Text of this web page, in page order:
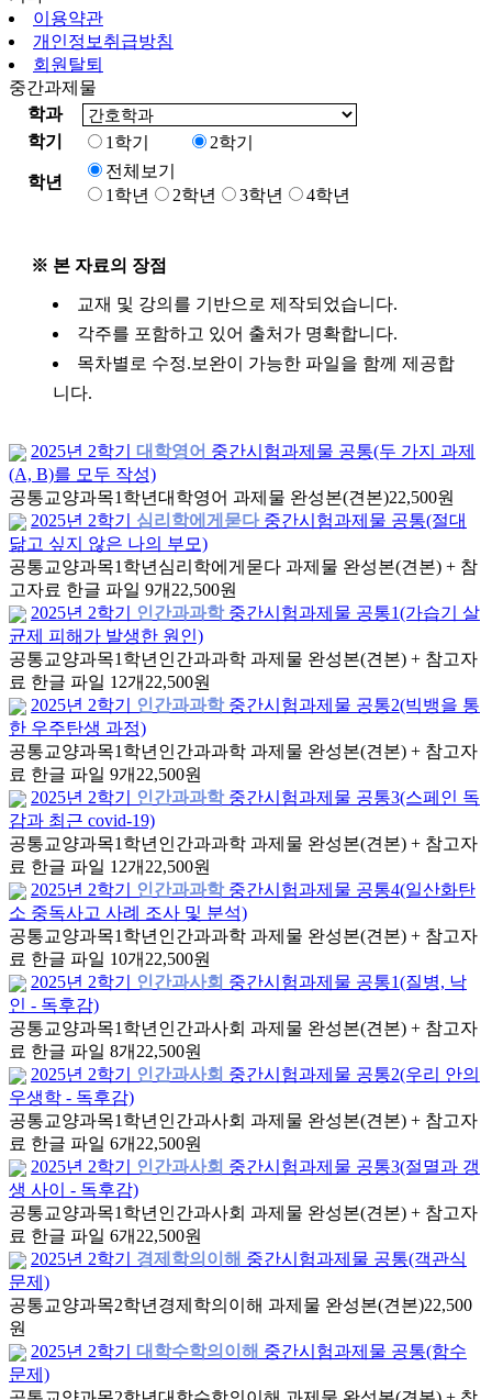
이용약관
개인정보취급방침
회원탈퇴
중간과제물
학과
학기
1학기 2학기
학년
전체보기
1학년
2학년 3학년 4학년
※ 본 자료의 장점
교재 및 강의를 기반으로 제작되었습니다.
각주를 포함하고 있어 출처가 명확합니다.
목차별로 수정.보완이 가능한 파일을 함께 제공합
니다.
2025년 2학기 대학영어 중간시험과제물 공통(두 가지 과제
(A, B)를 모두 작성)
공통교양과목1학년대학영어 과제물 완성본(견본)22,500원
2025년 2학기
심리학에게묻다 중간시험과제물 공통(절대
닮고 싶지 않은 나의 부모)
공통교양과목1학년 심리학에게묻다 과제물 완성본(견본) + 참
고자료 한글 파일 9개 22,500원
2025년 2학기
인간과과학 중간시험과제물 공통1(가습기 살
균제 피해가 발생한 원인)
공통교양과목1학년 인간과과학 과제물 완성본(견본) + 참고자
료 한글 파일 12개 22,500원
2025년 2학기
인간과과학 중간시험과제물 공통2(빅뱅을 통
한 우주탄생 과정)
공통교양과목1학년 인간과과학 과제물 완성본(견본) + 참고자
료 한글 파일 9개 22,500원
2025년 2학기
인간과과학 중간시험과제물 공통3(스페인 독
감과 최근 covid-19)
공통교양과목1학년 인간과과학 과제물 완성본(견본) + 참고자
료 한글 파일 12개 22,500원
2025년 2학기
인간과과학 중간시험과제물 공통4(일산화탄
소 중독사고 사례 조사 및 분석)
공통교양과목1학년 인간과과학 과제물 완성본(견본) + 참고자
료 한글 파일 10개 22,500원
2025년 2학기
인간과사회 중간시험과제물 공통1(질병, 낙
인 - 독후감)
공통교양과목1학년 인간과사회 과제물 완성본(견본) + 참고자
료 한글 파일 8개 22,500원
2025년 2학기
인간과사회 중간시험과제물 공통2(우리 안의
우생학 - 독후감)
공통교양과목1학년 인간과사회 과제물 완성본(견본) + 참고자
료 한글 파일 6개 22,500원
2025년 2학기
인간과사회 중간시험과제물 공통3(절멸과 갱
생 사이 - 독후감)
공통교양과목1학년 인간과사회 과제물 완성본(견본) + 참고자
료 한글 파일 6개 22,500원
2025년 2학기
경제학의이해 중간시험과제물 공통(객관식
문제)
공통교양과목2학년 경제학의이해 과제물 완성본(견본)22,500
원
2025년 2학기
대학수학의이해 중간시험과제물 공통(함수
문제)